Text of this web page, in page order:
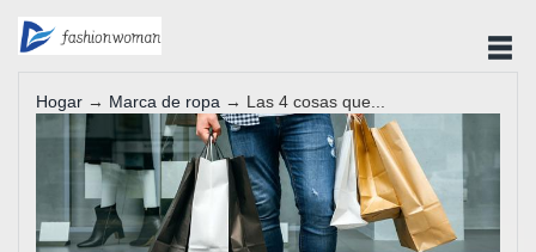
Hogar → Marca de ropa → Las 4 cosas que...